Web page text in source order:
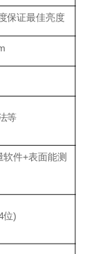
保证最佳亮度
等
软件+表面能测
位)